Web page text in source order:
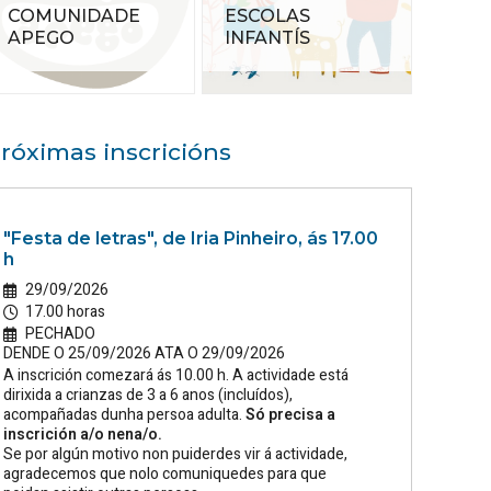
COMUNIDADE
APEGO
ESCOLAS
INFANTÍS
inscricións
"Festa de letras", de Iria Pinheiro, ás 17.00
h
29/09/2026
17.00 horas
PECHADO
DENDE O 25/09/2026 ATA O 29/09/2026
A inscrición comezará ás 10.00 h. A actividade está
dirixida a crianzas de 3 a 6 anos (incluídos),
acompañadas dunha persoa adulta.Só precisa a
inscrición a/o nena/o.
Se por algún motivo non puiderdes vir á actividade,
agradecemos que nolo comuniquedes para que